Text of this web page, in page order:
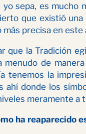
yo sepa, es
que existió
más precisa en
que la Tradición
menudo de
tenemos la
ahí donde los
meramente a
ha reaparecido